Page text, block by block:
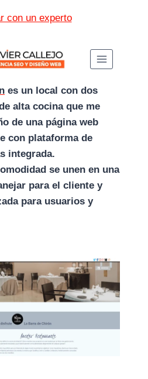
con un experto
es un local con dos
alta cocina que me
de una página web
con plataforma de
integrada.
se unen en una
para el cliente y
para usuarios y